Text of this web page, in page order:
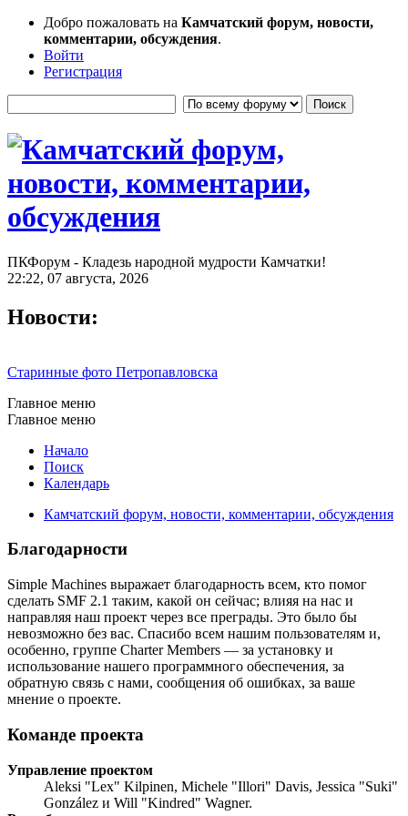
Добро пожаловать на Камчатский форум, новости,
комментарии, обсуждения.
Войти
Регистрация
ПКФорум - Кладезь народной мудрости Камчатки!
22:22, 07 августа, 2026
Новости:
Старинные фото Петропавловска
Главное меню
Главное меню
Начало
Поиск
Календарь
Камчатский форум, новости, комментарии, обсуждения
Благодарности
Simple Machines выражает благодарность всем, кто помог
сделать SMF 2.1 таким, какой он сейчас; влияя на нас и
направляя наш проект через все преграды. Это было бы
невозможно без вас. Спасибо всем нашим пользователям и,
особенно, группе Charter Members — за установку и
использование нашего программного обеспечения, за
обратную связь с нами, сообщения об ошибках, за ваше
мнение о проекте.
Команде проекта
Управление проектом
Aleksi "Lex" Kilpinen, Michele "Illori" Davis, Jessica "Suki"
González и Will "Kindred" Wagner.